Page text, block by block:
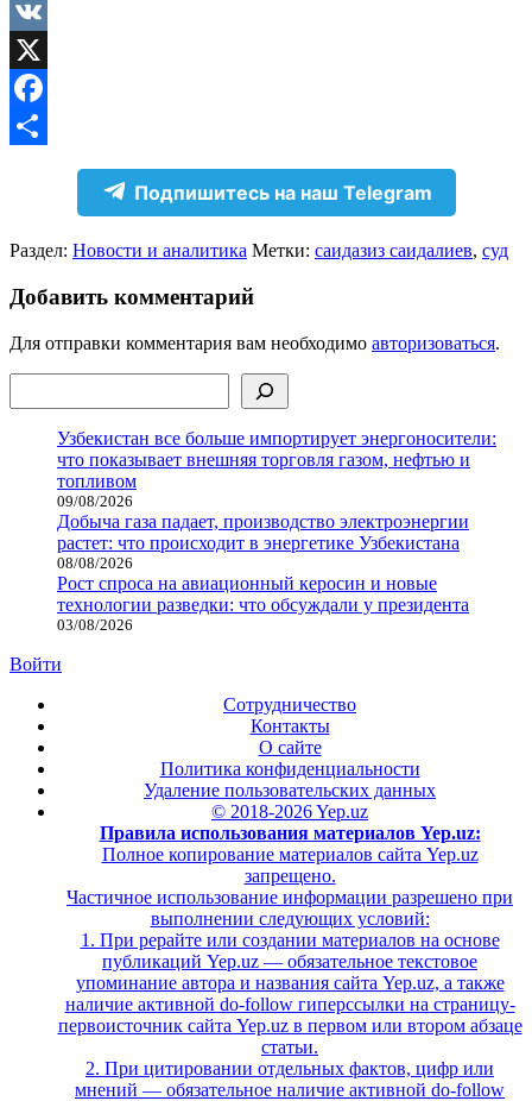
Odnoklassniki
VK
X
Facebook
Подпишитесь на наш Telegram
Раздел: Новости и аналитика Метки: саидазиз саидалиев, суд
Добавить комментарий
Для отправки комментария вам необходимо авторизоваться.
Узбекистан все больше импортирует энергоносители:
что показывает внешняя торговля газом, нефтью и
топливом
09/08/2026
Добыча газа падает, производство электроэнергии
растет: что происходит в энергетике Узбекистана
08/08/2026
Рост спроса на авиационный керосин и новые
технологии разведки: что обсуждали у президента
03/08/2026
Войти
Сотрудничество
Контакты
О сайте
Политика конфиденциальности
Удаление пользовательских данных
© 2018-2026 Yep.uz
Правила использования материалов Yep.uz:
Полное копирование материалов сайта Yep.uz
запрещено.
Частичное использование информации разрешено при
выполнении следующих условий:
1. При рерайте или создании материалов на основе
публикаций Yep.uz — обязательное текстовое
упоминание автора и названия сайта Yep.uz, а также
наличие активной do-follow гиперссылки на страницу-
первоисточник сайта Yep.uz в первом или втором абзаце
статьи.
2. При цитировании отдельных фактов, цифр или
мнений — обязательное наличие активной do-follow